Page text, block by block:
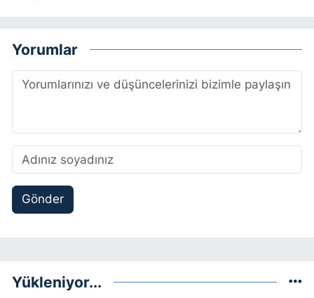
Yorumlar
Gönder
Yükleniyor...